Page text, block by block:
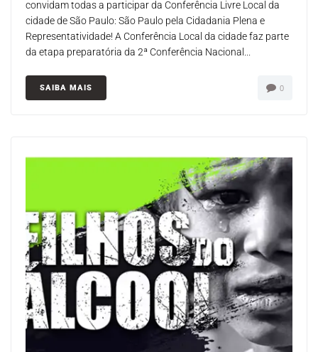
convidam todas a participar da Conferência Livre Local da
cidade de São Paulo: São Paulo pela Cidadania Plena e
Representatividade! A Conferência Local da cidade faz parte
da etapa preparatória da 2ª Conferência Nacional...
SAIBA MAIS 0